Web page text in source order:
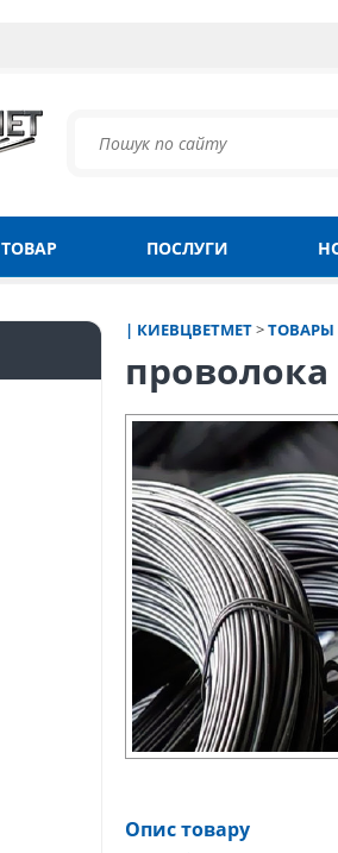
ТОВАР ПОСЛУГИ
| КИЕВЦВЕТМЕТ>ТОВАРЫ
Опис товару